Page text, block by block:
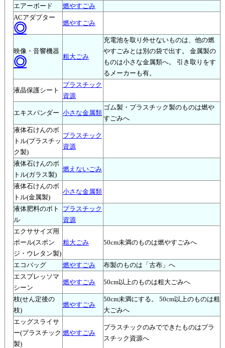
エアーボード
燃やすごみ
ACアダプター
◎ 燃やすごみ
映像・音響機器
◎ 粗大ごみ
充電池を取り外せないものは、他の燃
やすごみとは別の袋で出す。 金属製の
ものは小さな金属類へ。 引き取りをす
るメーカーも有。
液晶保護シート
プラスチック
資源
エキスパンダー 小さな金属類
ゴム製・プラスチック製のものは燃や
すごみへ
液体石けんのボ
トル(プラスチッ
ク製)
プラスチック
資源
液体石けんのボ
トル(ガラス製)
燃えないごみ
液体石けんのボ
トル(金属製)
小さな金属類
液体肥料のボト
ル
プラスチック
資源
エクササイズ用
ポール(スポン
ジ・ウレタン製)
粗大ごみ 50cm未満のものは燃やすごみへ
エコバッグ 燃やすごみ
布製のものは「古布」へ
エスプレッソマ
シーン
燃やすごみ 50cm以上のものは粗大ごみへ
枝(せん定後の
枝)
燃やすごみ
50cm未満にする。 50cm以上のものは粗
大ごみへ
エッグスライサ
ー(プラスチック
製)
燃やすごみ
プラスチックのみでできたものはプラ
スチック資源へ